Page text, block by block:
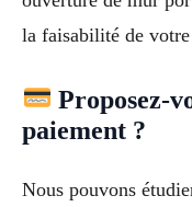
la faisabilité de
Proposez-
paiement ?
Nous pouvons